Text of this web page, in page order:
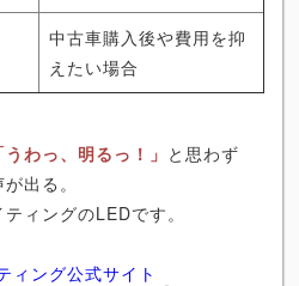
中古車購入後や費用を抑
えたい場合
うわっ、明るっ！」 と思わず
出る。
ィングのLEDです。
ィング公式サイト